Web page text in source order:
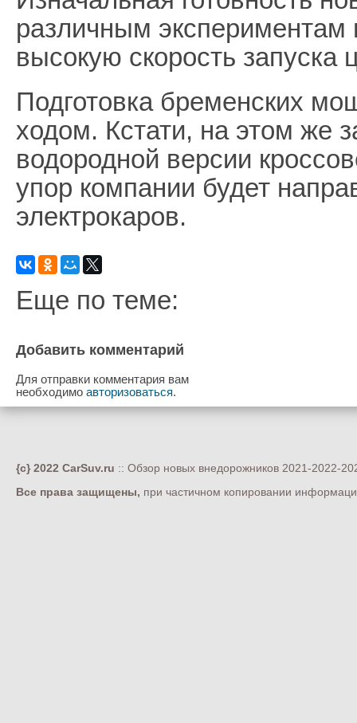
различным экспериментам
высокую скорость запуска
Подготовка бременских
ходом. Кстати, на этом же
водородной версии
упор компании будет
электрокаров.
Еще по теме:
Добавить комментарий
Для отправки комментария вам
необходимо авторизоваться.
{c} 2022 CarSuv.ru :: Обзор новых внедорожников 2021-2022-
Все права защищены, при частичном копировании